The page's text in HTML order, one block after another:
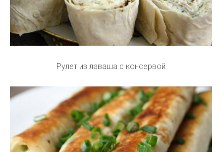
Рулет из лаваша с консервой